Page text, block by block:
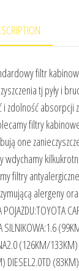
filtr
tj pyły i
absorpcji
filtry
one
wdychamy
filtry
alergeny
SILNIKOWA:1.6
(126KM/133KM)
DIESEL2.0TD